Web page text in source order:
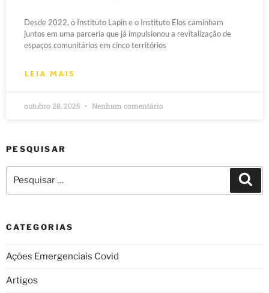
Desde 2022, o Instituto Lapin e o Instituto Elos caminham
juntos em uma parceria que já impulsionou a revitalização de
espaços comunitários em cinco territórios
LEIA MAIS
outubro 28, 2025 Nenhum comentário
PESQUISAR
CATEGORIAS
Ações Emergenciais Covid
Artigos